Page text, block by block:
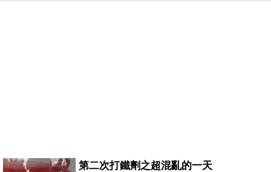
第二次打鐵劑之超混亂的一天